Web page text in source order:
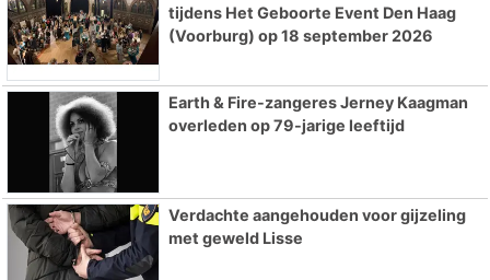
tijdens Het Geboorte Event Den Haag
(Voorburg) op 18 september 2026
Earth & Fire-zangeres Jerney Kaagman
overleden op 79-jarige leeftijd
Verdachte aangehouden voor gijzeling
met geweld Lisse